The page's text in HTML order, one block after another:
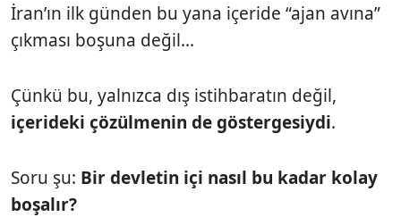
İran’ın ilk günden bu yana içeride “ajan avına”
çıkması boşuna değil...
Çünkü bu, yalnızca dış istihbaratın değil,
içerideki çözülmenin de göstergesiydi.
Soru şu: Bir devletin içi nasıl bu kadar kolay
boşalır?